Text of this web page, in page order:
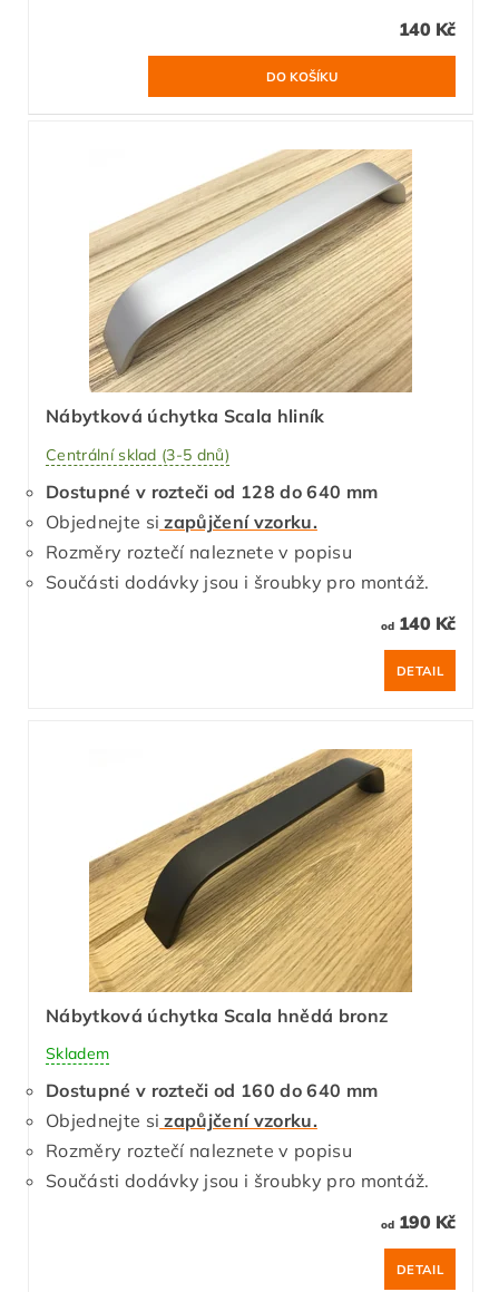
140 Kč
Nábytková úchytka Scala hliník
Centrální sklad (3-5 dnů)
Dostupné v rozteči od 128 do 640 mm
Objednejte si zapůjčení vzorku.
Rozměry roztečí naleznete v popisu
Součásti dodávky jsou i šroubky pro montáž.
od140 Kč
DETAIL
Nábytková úchytka Scala hnědá bronz
Skladem
Dostupné v rozteči od 160 do 640 mm
Objednejte si zapůjčení vzorku.
Rozměry roztečí naleznete v popisu
Součásti dodávky jsou i šroubky pro montáž.
od190 Kč
DETAIL